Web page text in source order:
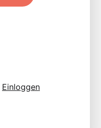
Einloggen